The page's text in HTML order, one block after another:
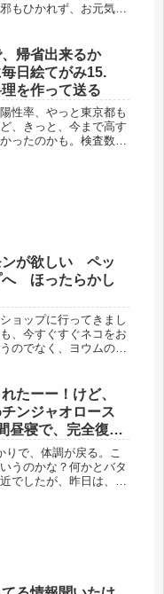
もひかれず、お元気な
気をつけないといけま
ないように」色々たく
帰省出来るか
毎日絵てがみ15.
を作って送る
性率、やっと東京都も
、きっと、今まで高す
ったのかも。検査数
ンが欲しい ペッ
へ ほったらかし
ョップに行ってきまし
、今すぐすぐネコをお
のでなく、ヨウムの爪
大丈夫でした。季節も
夏に蚊が猛暑で繁殖で
たーー！けど、
ンジャオロース
昼寝で、完全復
りで、体調が戻る。こ
うのかな？何かとバタ
でしたが、昨日は、雨